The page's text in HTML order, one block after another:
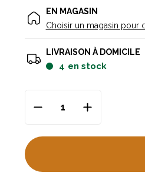
EN MAGASIN
Choisir un magasin pour
LIVRAISON À DOMICILE
4 en stock